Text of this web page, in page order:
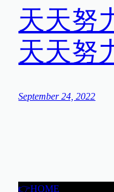
天天努
天天努
September 24, 2022
👉HOME